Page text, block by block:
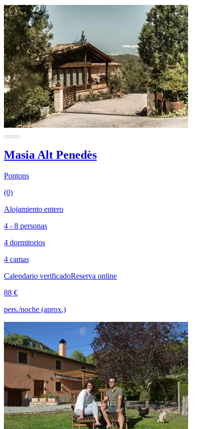
Masia Alt Penedès
Pontons
(0)
Alojamiento entero
4 - 8 personas
4 dormitorios
4 camas
Calendario verificadoReserva online
88 €
pers./noche (aprox.)